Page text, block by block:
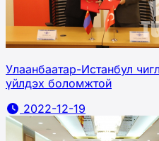
Улаанбаатар-Истанбул
үйлдэх боломжтой
2022-12-19